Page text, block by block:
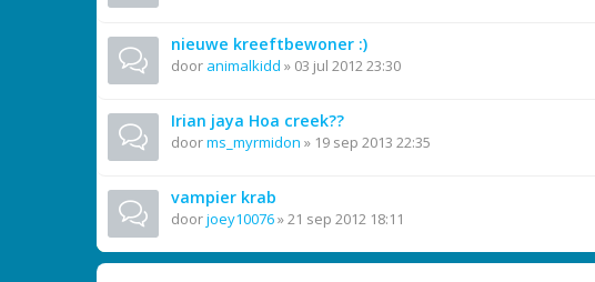
nieuwe kreeftbewoner :)
door animalkidd » 03 jul 2012 23:30
Irian jaya Hoa creek??
doorms_myrmidon » 19 sep 2013 22:35
vampier krab
doorjoey10076»21 sep 2012 18:11